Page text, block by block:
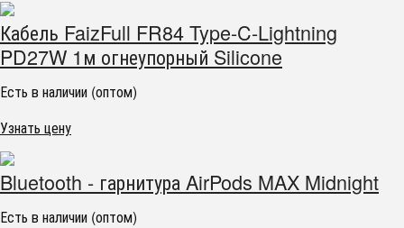
Кабель FaizFull FR84 Type-C-Lightning
PD27W 1м огнеупорный Silicone
Есть в наличии (оптом)
Узнать цену
Bluetooth - гарнитура AirPods MAX Midnight
Есть в наличии (оптом)